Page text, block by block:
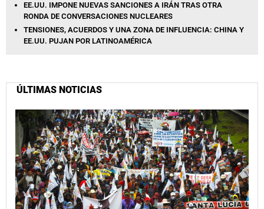
EE.UU. IMPONE NUEVAS SANCIONES A IRÁN TRAS OTRA
RONDA DE CONVERSACIONES NUCLEARES
TENSIONES, ACUERDOS Y UNA ZONA DE INFLUENCIA: CHINA Y
EE.UU. PUJAN POR LATINOAMÉRICA
ÚLTIMAS NOTICIAS